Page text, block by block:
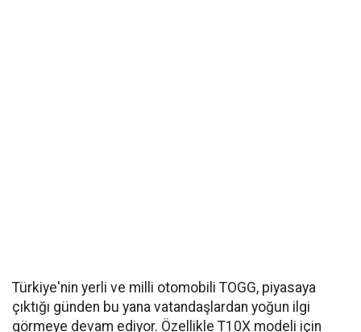
Türkiye'nin yerli ve milli otomobili TOGG, piyasaya
çıktığı günden bu yana vatandaşlardan yoğun ilgi
görmeye devam ediyor. Özellikle T10X modeli için